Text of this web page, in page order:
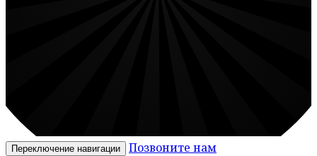
Переключение навигации
Позвоните нам